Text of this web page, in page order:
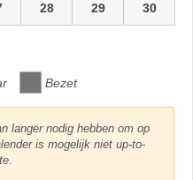
28 29 30
Bezet
langer nodig hebben om op
is mogelijk niet up-to-